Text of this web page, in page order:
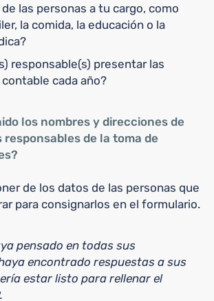
las personas a tu cargo, como
la comida, la educación o la
responsable(s) presentar las
cada año?
los nombres y direcciones de
responsables de la toma de
de los datos de las personas que
para consignarlos en el formulario.
pensado en todas sus
encontrado respuestas a sus
estar listo para rellenar el